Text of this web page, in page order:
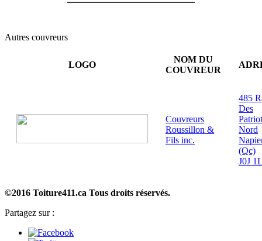
Autres couvreurs
LOGO
NOM DU
COUVREUR
Couvreurs
Roussillon &
Fils inc.
485
Des
Nord
(Qc)
J0J
©2016 Toiture411.ca Tous droits réservés.
Partagez sur :